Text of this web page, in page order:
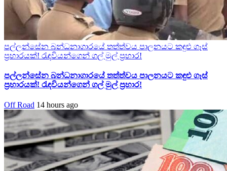
පල්ලන්සේන බන්ධනාගාරයේ තත්ත්වය පාලනයට කඳුළු ගෑස්
ප්‍රහාරයක්! රැඳවියන්ගෙන් ගල් මුල් ප්‍රහාර!
පල්ලන්සේන බන්ධනාගාරයේ තත්ත්වය පාලනයට කඳුළු ගෑස්
ප්‍රහාරයක්! රැඳවියන්ගෙන් ගල් මුල් ප්‍රහාර!
Off Road 14 hours ago